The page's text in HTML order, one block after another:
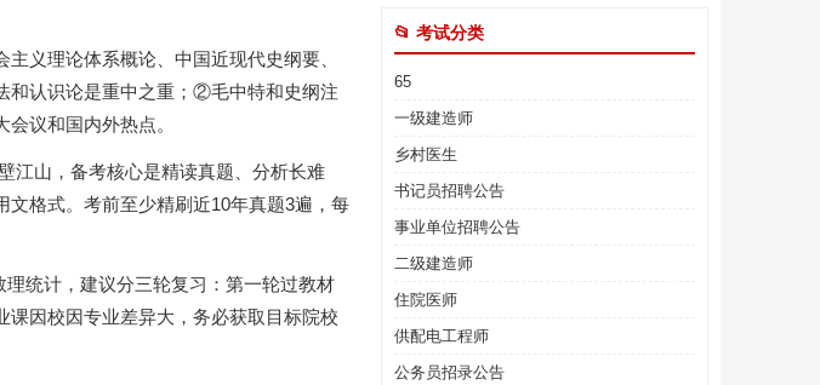
义理论体系概论、中国近现代史纲要、
和认识论是重中之重；②毛中特和史纲注
议和国内外热点。
江山，备考核心是精读真题、分析长难
格式。考前至少精刷近10年真题3遍，每
统计，建议分三轮复习：第一轮过教材
因校因专业差异大，务必获取目标院校
📂 考试分类
65
一级建造师
乡村医生
书记员招聘公告
事业单位招聘公告
二级建造师
住院医师
供配电工程师
公务员招录公告